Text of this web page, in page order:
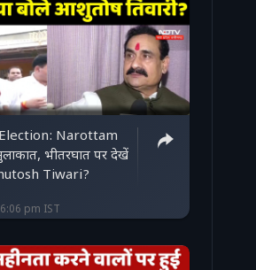
Narottam
भीतरघात पर देखें
Tiwari?
pm IST